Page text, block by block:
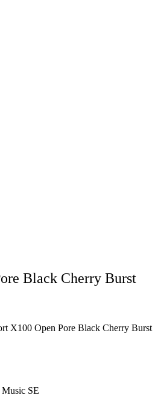
Black Cherry Burst
X100 Open Pore Black Cherry Burst
SE